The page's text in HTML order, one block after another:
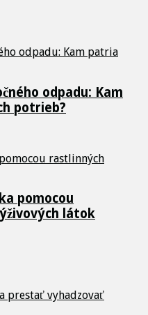
odpadu: Kam
potrieb?
pomocou
látok